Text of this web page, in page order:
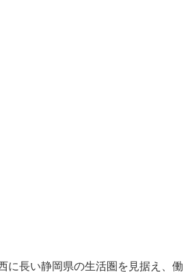
に長い静岡県の生活圏を見据え、働